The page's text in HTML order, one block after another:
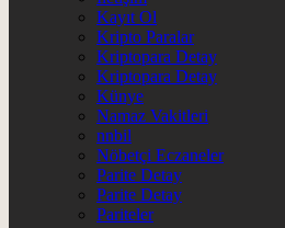
Kayıt Ol
Kripto Paralar
Kriptopara Detay
Kriptopara Detay
Künye
Namaz Vakitleri
nnbil
Nöbetçi Eczaneler
Parite Detay
Parite Detay
Pariteler